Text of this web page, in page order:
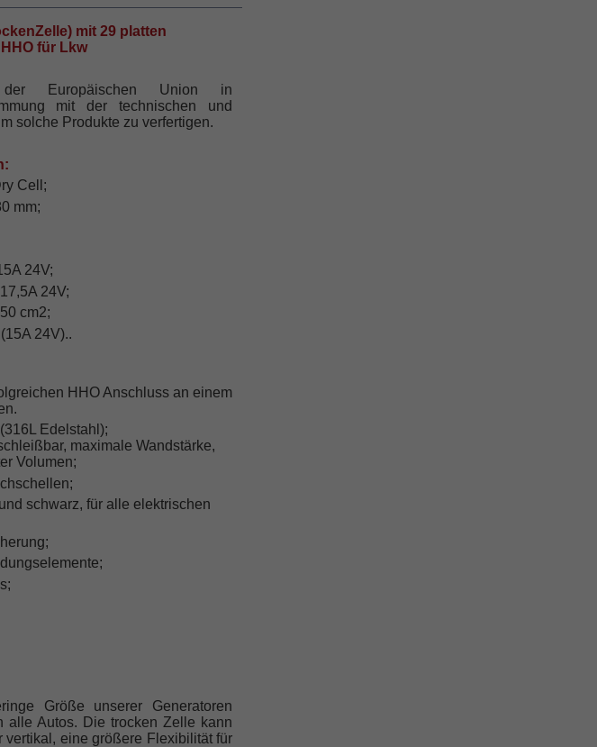
mit 29 platten
für Lkw
Europäischen Union in
mit der technischen und
solche Produkte zu verfertigen.
Cell;
mm;
24V;
24V;
cm2;
24V)..
HHO Anschluss an einem
Edelstahl);
maximale Wandstärke,
Volumen;
schwarz, für alle elektrischen
Größe unserer Generatoren
alle Autos. Die trocken Zelle kann
eine größere Flexibilität für